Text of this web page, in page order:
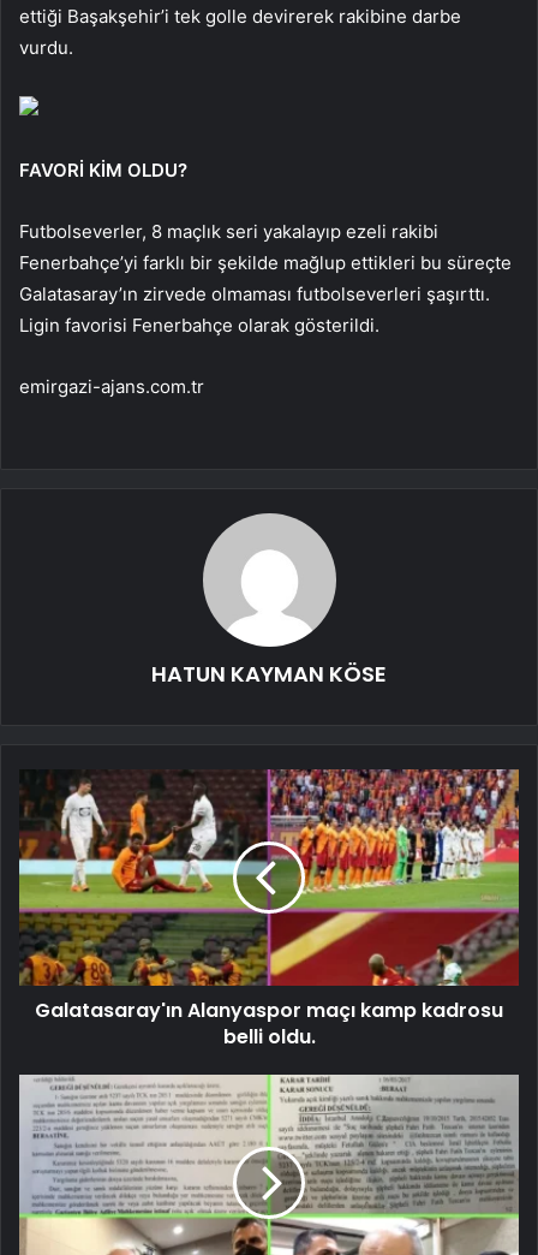
ettiği Başakşehir’i tek golle devirerek rakibine darbe
vurdu.
FAVORİ KİM OLDU?
Futbolseverler, 8 maçlık seri yakalayıp ezeli rakibi
Fenerbahçe’yi farklı bir şekilde mağlup ettikleri bu süreçte
Galatasaray’ın zirvede olmaması futbolseverleri şaşırttı.
Ligin favorisi Fenerbahçe olarak gösterildi.
emirgazi-ajans.com.tr
HATUN KAYMAN KÖSE
Galatasaray'ın Alanyaspor maçı kamp kadrosu
belli oldu.